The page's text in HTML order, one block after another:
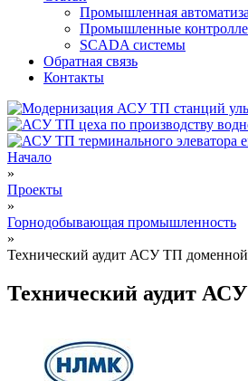
Промышленная
Промышленные
SCADA системы
Обратная связь
Контакты
Вы здесь
Начало
»
Проекты
»
Горнодобывающая промышленность
»
Технический аудит АСУ ТП
Технический аудит